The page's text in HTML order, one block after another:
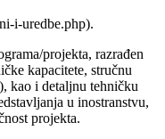
i-uredbe.php).
projekta, razrađen
kapacitete, stručnu
kao i detaljnu tehničku
u inostranstvu,
projekta.